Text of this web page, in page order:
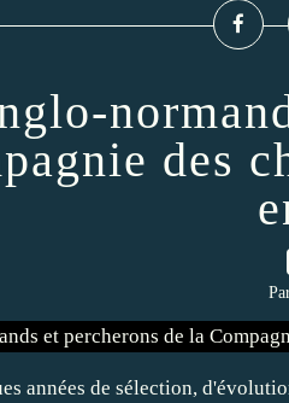
des
années de sélection,